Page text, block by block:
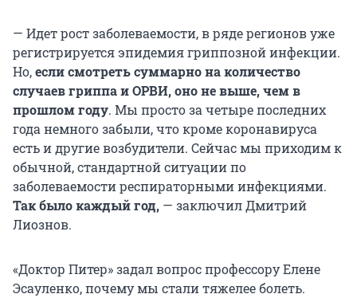
— Идет рост заболеваемости, в ряде регионов уже
регистрируется эпидемия гриппозной инфекции.
Но,если смотреть суммарно на количество
случаев гриппа и ОРВИ, оно не выше, чем в
прошлом году. Мы просто за четыре последних
года немного забыли, что кроме коронавируса
есть и другие возбудители. Сейчас мы приходим к
обычной, стандартной ситуации по
заболеваемости респираторными инфекциями.
Так было каждый год, — заключил Дмитрий
Лиознов.
«Доктор Питер» задал вопрос профессору Елене
Эсауленко, почему мы стали тяжелее болеть.